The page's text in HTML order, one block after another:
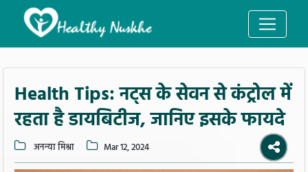
Health Tips: नट्स के सेवन से कंट्रोल में
रहता है डायबिटीज, जानिए इसके फायदे
अनन्या मिश्रा Mar 12, 2024